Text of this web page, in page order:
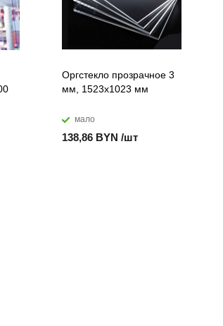
Оргстекло прозрачное 3
мм, 1523х1023 мм
мало
138,86 BYN /шт